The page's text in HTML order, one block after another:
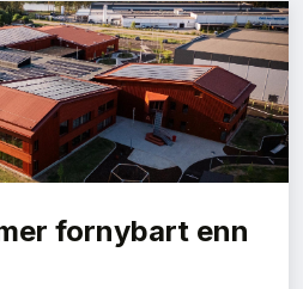
fornybart enn